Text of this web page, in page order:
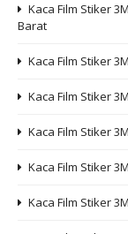
Kaca Film Stiker
Barat
Kaca Film Stiker
Kaca Film Stiker
Kaca Film Stiker
Kaca Film Stiker
Kaca Film Stiker